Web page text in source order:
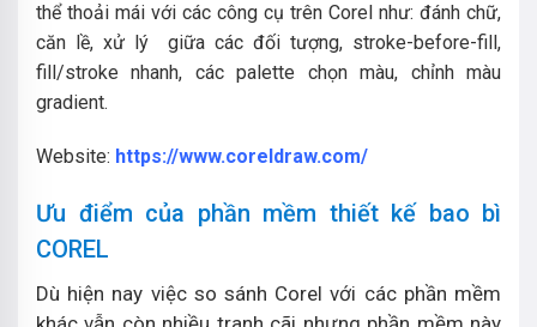
thể thoải mái với các công cụ trên Corel như: đánh chữ,
căn lề, xử lý giữa các đối tượng, stroke-before-fill,
fill/stroke nhanh, các palette chọn màu, chỉnh màu
gradient.
Website: https://www.coreldraw.com/
Ưu điểm của phần mềm thiết kế bao bì
COREL
Dù hiện nay việc so sánh Corel với các phần mềm